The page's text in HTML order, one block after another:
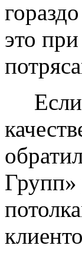
это
Если
Групп»